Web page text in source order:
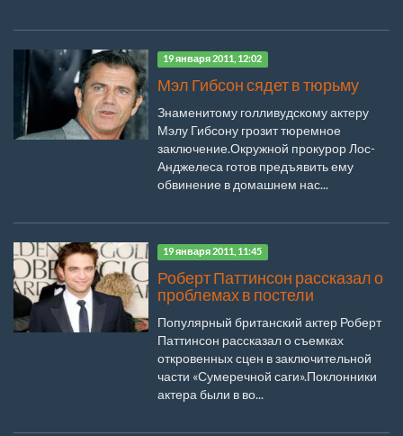
19 января 2011, 12:02
Мэл Гибсон сядет в тюрьму
Знаменитому голливудскому актеру
Мэлу Гибсону грозит тюремное
заключение.Окружной прокурор Лос-
Анджелеса готов предъявить ему
обвинение в домашнем нас...
19 января 2011, 11:45
Роберт Паттинсон рассказал о
проблемах в постели
Популярный британский актер Роберт
Паттинсон рассказал о съемках
откровенных сцен в заключительной
части «Сумеречной саги».Поклонники
актера были в во...